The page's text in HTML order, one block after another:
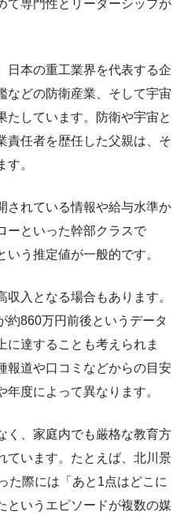
て専門性とリーダーシップが
日本の重工業界を代表する企
などの防衛産業、そして宇宙
たしています。防衛や宇宙と
責任者を歴任した父親は、そ
。
されている情報や給与水準か
ーといった幹部クラスで
う推定値が一般的です。
入となる場合もあります。
約860万円前後というデータ
に達することも考えられま
報道や口コミなどからの目安
度によって異なります。
く、家庭内でも厳格な教育方
ています。たとえば、北川景
た際には「あと1点はどこに
というエピソードが複数の媒